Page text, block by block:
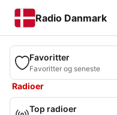
Radio Danmark
Favoritter
Favoritter og seneste
Radioer
Top radioer